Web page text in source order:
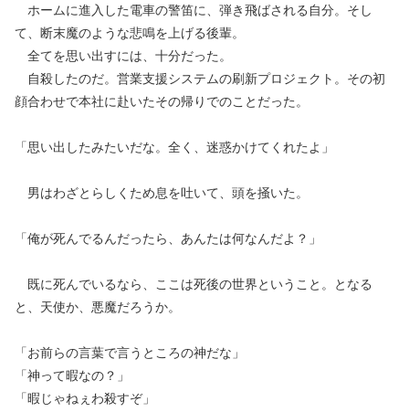
ホームに進入した電車の警笛に、弾き飛ばされる自分。そし
て、断末魔のような悲鳴を上げる後輩。
全てを思い出すには、十分だった。
自殺したのだ。営業支援システムの刷新プロジェクト。その初
顔合わせで本社に赴いたその帰りでのことだった。
「思い出したみたいだな。全く、迷惑かけてくれたよ」
男はわざとらしくため息を吐いて、頭を掻いた。
「俺が死んでるんだったら、あんたは何なんだよ？」
既に死んでいるなら、ここは死後の世界ということ。となる
と、天使か、悪魔だろうか。
「お前らの言葉で言うところの神だな」
「神って暇なの？」
「暇じゃねぇわ殺すぞ」